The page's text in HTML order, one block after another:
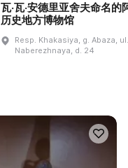
瓦·瓦·安德里亚舍夫命名的
历史地方博物馆
Resp. Khakasiya, g. Abaza, ul.
Naberezhnaya, d. 24